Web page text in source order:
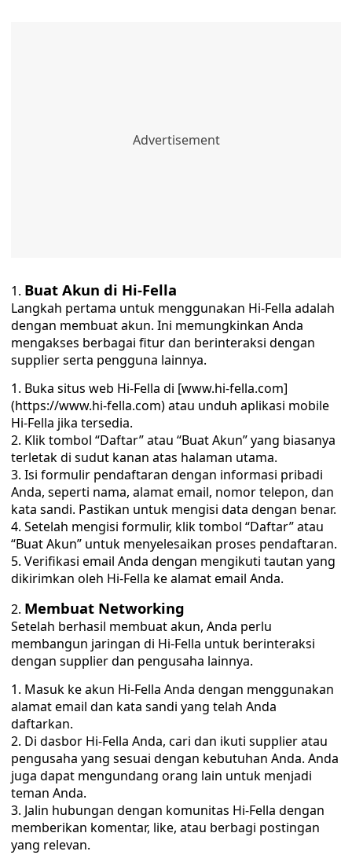
Buat Akun di Hi-Fella
Langkah pertama untuk menggunakan Hi-Fella adalah
dengan membuat akun. Ini memungkinkan Anda
mengakses berbagai fitur dan berinteraksi dengan
supplier serta pengguna lainnya.
Buka situs web Hi-Fella di [www.hi-fella.com]
(https://www.hi-fella.com) atau unduh aplikasi mobile
Hi-Fella jika tersedia.
Klik tombol “Daftar” atau “Buat Akun” yang biasanya
terletak di sudut kanan atas halaman utama.
Isi formulir pendaftaran dengan informasi pribadi
Anda, seperti nama, alamat email, nomor telepon, dan
kata sandi. Pastikan untuk mengisi data dengan benar.
Setelah mengisi formulir, klik tombol “Daftar” atau
“Buat Akun” untuk menyelesaikan proses pendaftaran.
Verifikasi email Anda dengan mengikuti tautan yang
dikirimkan oleh Hi-Fella ke alamat email Anda.
Membuat Networking
Setelah berhasil membuat akun, Anda perlu
membangun jaringan di Hi-Fella untuk berinteraksi
dengan supplier dan pengusaha lainnya.
Masuk ke akun Hi-Fella Anda dengan menggunakan
alamat email dan kata sandi yang telah Anda
daftarkan.
Di dasbor Hi-Fella Anda, cari dan ikuti supplier atau
pengusaha yang sesuai dengan kebutuhan Anda. Anda
juga dapat mengundang orang lain untuk menjadi
teman Anda.
Jalin hubungan dengan komunitas Hi-Fella dengan
memberikan komentar, like, atau berbagi postingan
yang relevan.